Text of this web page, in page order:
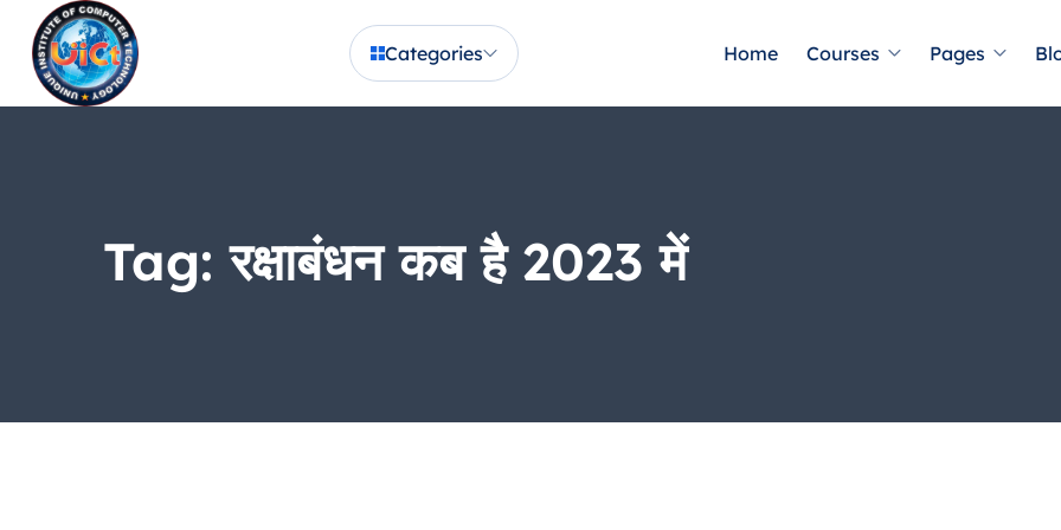
Categories Home Courses Pages
Tag:रक्षाबंधन कब है 2023 में